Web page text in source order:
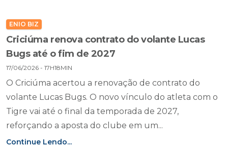
ENIO BIZ
Criciúma renova contrato do volante Lucas
Bugs até o fim de 2027
17/06/2026 - 17H18MIN
O Criciúma acertou a renovação de contrato do
volante Lucas Bugs. O novo vínculo do atleta com o
Tigre vai até o final da temporada de 2027,
reforçando a aposta do clube em um...
Continue Lendo...